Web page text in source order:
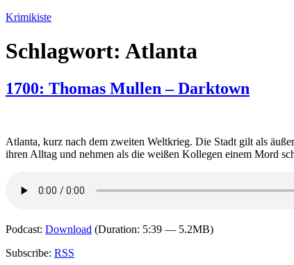
Zum
springen
Krimikiste
Schlagwort: Atlanta
1700: Thomas Mullen – Darktown
Atlanta, kurz nach dem zweiten Weltkrieg. Die Stadt gilt als
ihren Alltag und nehmen als die weißen Kollegen einem Mord
Podcast: Download (Duration: 5:39 — 5.2MB)
Subscribe: RSS